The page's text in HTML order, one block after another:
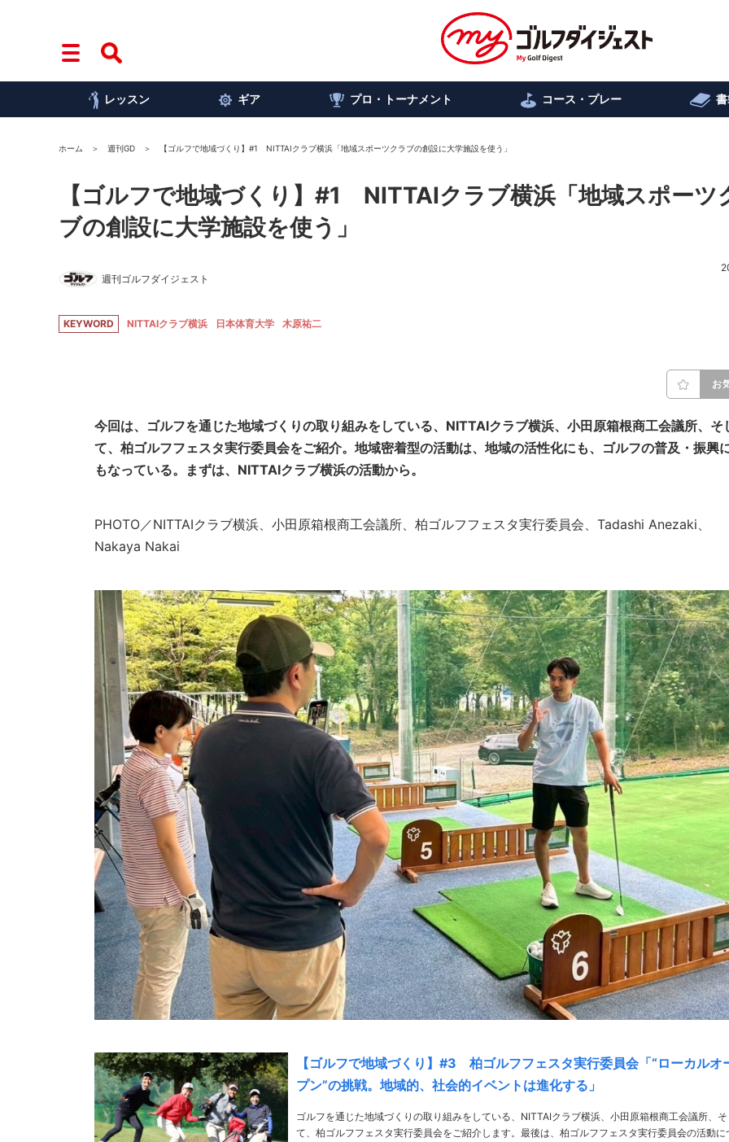
レッスン ギア プロ・トーナメント コース・プレー
ホーム 週刊GD 【ゴルフで地域づくり】#1 NITTAIクラブ横浜「地域スポーツクラブの創設に大学施設を使う」
【ゴルフで地域づくり】#1 NITTAIクラブ横浜「地域スポーツ
ブの創設に大学施設を使う」
週刊ゴルフダイジェスト
KEYWORD NITTAIクラブ横浜 日本体育大学 木原祐二
お
今回は、ゴルフを通じた地域づくりの取り組みをしている、NITTAIクラブ横浜、小田原箱根商工会議所、そ
て、柏ゴルフフェスタ実行委員会をご紹介。地域密着型の活動は、地域の活性化にも、ゴルフの普及・振興
もなっている。まずは、NITTAIクラブ横浜の活動から。
PHOTO／NITTAIクラブ横浜、小田原箱根商工会議所、柏ゴルフフェスタ実行委員会、Tadashi Anezaki、
Nakaya Nakai
【ゴルフで地域づくり】#3 柏ゴルフフェスタ実行委員会「“ローカルオ
プン”の挑戦。地域的、社会的イベントは進化する」
ゴルフを通じた地域づくりの取り組みをしている、NITTAIクラブ横浜、小田原箱根商工会議所、そ
て、柏ゴルフフェスタ実行委員会をご紹介します。最後は、柏ゴルフフェスタ実行委員会の活動に